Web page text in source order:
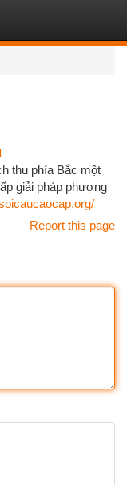
thu phía Bắc một
giải pháp phương
Report this page